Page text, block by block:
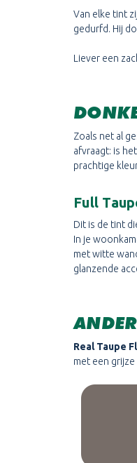
Van elke tint
gedurfd. Hij
Liever een
Zoals net al
afvraagt: is
prachtige
Full
Dit is de tint
In je
met witte
glanzende
Real Taupe
met een